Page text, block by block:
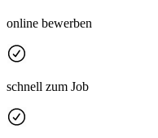
online bewerben
schnell zum Job